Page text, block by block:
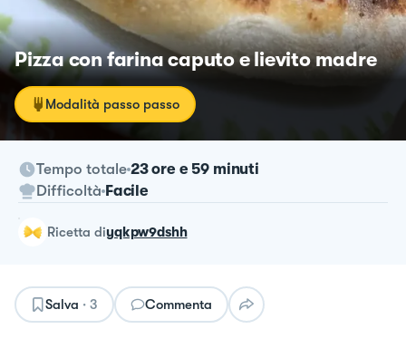
Pizza con farina caputo e lievito madre
Modalità passo passo
Tempo totale 23 ore e 59 minuti
Difficoltà Facile
ricetta diyqkpw9dshh
Salva · 3 Commenta